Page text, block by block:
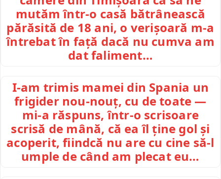
mutăm într-o casă bătrânească
părăsită de 18 ani, o verișoară m-a
întrebat în față dacă nu cumva am
dat faliment…
I-am trimis mamei din Spania un
frigider nou-nouț, cu de toate —
mi-a răspuns, într-o scrisoare
scrisă de mână, că ea îl ține gol și
acoperit, fiindcă nu are cu cine să-l
umple de când am plecat eu…